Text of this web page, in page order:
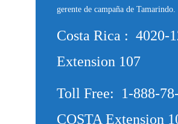
gerente de campaña de Tamarindo.
Costa Rica : 4020-
Extension 107
Toll Free: 1-888-
COSTA Extension